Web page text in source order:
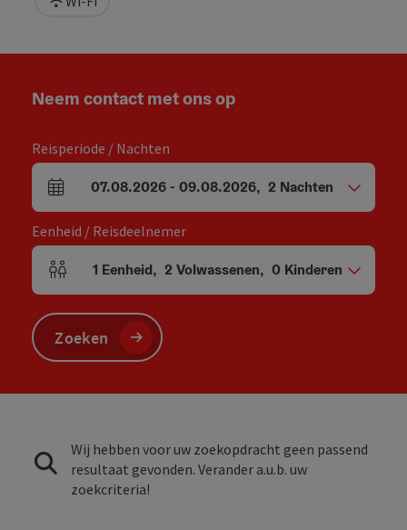
Neem contact met ons op
Reisperiode / Nachten
Velden voor aankomst en vertrek
07.08.2026- 09.08.2026, 2 Nachten
Eenheid / Reisdeelnemer
Aantal eenheden en persoonsvelden
1 Eenheid, 2 Volwassenen, 0 Kinderen
Zoeken
Wij hebben voor uw zoekopdracht geen passend
resultaat gevonden. Verander a.u.b. uw
zoekcriteria!